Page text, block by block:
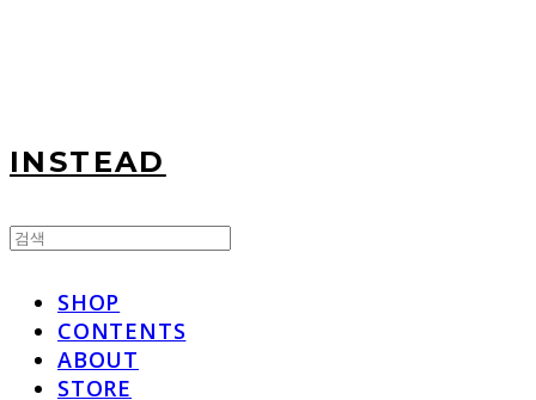
INSTEAD
SHOP
CONTENTS
ABOUT
STORE